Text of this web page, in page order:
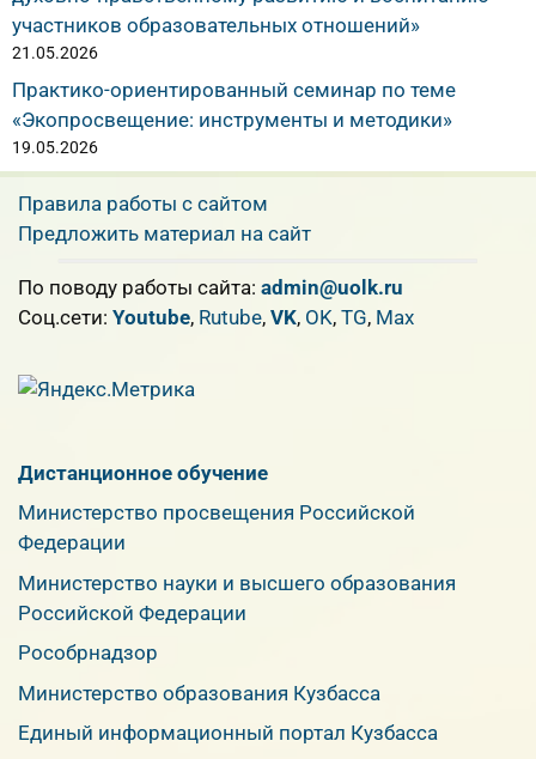
участников образовательных отношений»
21.05.2026
Практико-ориентированный семинар по теме
«Экопросвещение: инструменты и методики»
19.05.2026
Правила работы с сайтом
Предложить материал на сайт
По поводу работы сайта: admin@uolk.ru
Cоц.сети: Youtube, Rutube, VK, OK, TG, Max
Дистанционное обучение
Министерство просвещения Российской
Федерации
Министерство науки и высшего образования
Российской Федерации
Рособрнадзор
Министерство образования Кузбасса
Единый информационный портал Кузбасса